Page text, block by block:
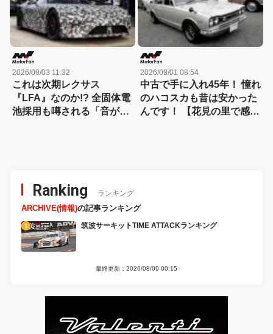
2026/08/03 11:32
これは次期レクサス
『LFA』なのか!? 全固体電
池採用も噂される「音がし
2026/08/01 08:54
中古で手に入れ45年！ 憧れ
のハコスカも昔は安かった
んです！ 【花見の里で感謝
Ranking ランキング
ARCHIVE(情報)の記事ランキング
筑波サーキットTIME ATTACKランキング
最終更新：2026/08/09 00:15